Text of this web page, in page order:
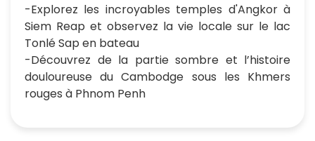
-Explorez les incroyables temples d'Angkor à
Siem Reap et observez la vie locale sur le lac
Tonlé Sap en bateau
-Découvrez de la partie sombre et l’histoire
douloureuse du Cambodge sous les Khmers
rouges à Phnom Penh